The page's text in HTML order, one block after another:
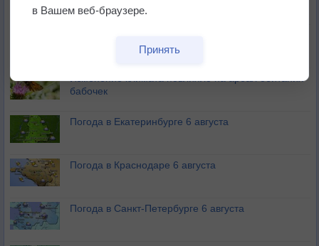
Изменение климата повлияло на ареал обитания
бабочек
Погода в Екатеринбурге 6 августа
Погода в Краснодаре 6 августа
Погода в Санкт-Петербурге 6 августа
в Вашем веб-браузере.
Принять